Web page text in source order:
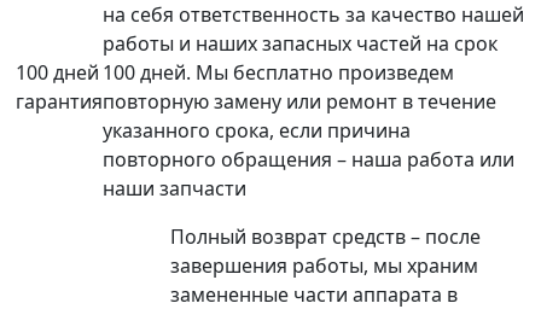
100 дней
гарантия
на себя ответственность за качество нашей
работы и наших запасных частей на срок
100 дней. Мы бесплатно произведем
повторную замену или ремонт в течение
указанного срока, если причина
повторного обращения – наша работа или
наши запчасти
Полный возврат средств – после
завершения работы, мы храним
замененные части аппарата в